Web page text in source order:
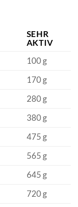
SEHR
AKTIV
100 g
170 g
280 g
380 g
475 g
565 g
645 g
720 g